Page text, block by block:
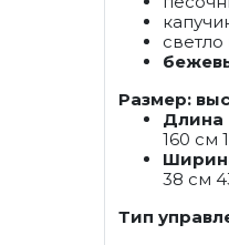
Размер:
Длина
160 см
38 см
Тип